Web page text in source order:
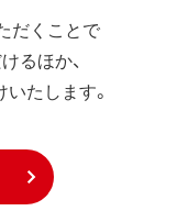
だくことで
るほか、
たします。